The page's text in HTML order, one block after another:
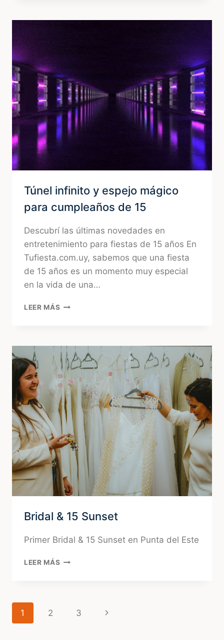
¿CUÁNDO
TENÉS?
Túnel infinito y espejo mágico
para cumpleaños de 15
Descubrí las últimas novedades en
entretenimiento para fiestas de 15 años En
Tufiesta.com.uy, sabemos que una fiesta
de 15 años es un momento muy especial
en la vida de una…
LEER MÁS TÚNEL
MÁGICO
PARA
CUMPLEAÑOS
DE
15
Bridal & 15 Sunset
Primer Bridal & 15 Sunset en Punta del Este
LEER MÁS BRIDAL
Navegación
1 2 3
Siguiente